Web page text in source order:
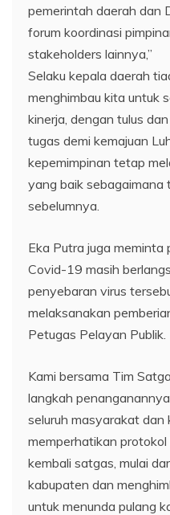
pemerintah daerah dan
forum koordinasi
stakeholders lainnya,”
Selaku kepala daerah
menghimbau kita untuk
kinerja, dengan tulus
tugas demi kemajuan
kepemimpinan tetap
yang baik sebagaimana
sebelumnya.
Eka Putra juga meminta
Covid-19 masih
penyebaran virus
melaksanakan
Petugas Pelayan Publik.
Kami bersama Tim
langkah
seluruh masyarakat
memperhatikan
kembali satgas, mulai
kabupaten dan
untuk menunda pulang